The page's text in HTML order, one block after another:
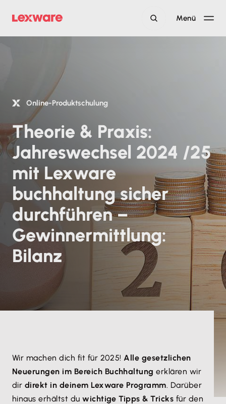
Menü
Online-Produktschulung
Theorie & Praxis:
Jahreswechsel 2024 /25
mit Lexware
buchhaltung sicher
durchführen –
Gewinnermittlung:
Bilanz
​Wir machen dich fit für 2025!Alle gesetzlichen
Neuerungen im Bereich Buchhaltungerklären wir
dir direkt in deinem Lexware Programm. Darüber
hinaus erhältst duwichtige Tipps & Tricks für den